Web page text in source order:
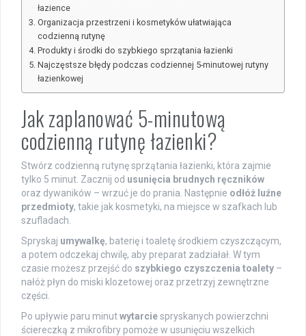
łazience
Organizacja przestrzeni i kosmetyków ułatwiająca
codzienną rutynę
Produkty i środki do szybkiego sprzątania łazienki
Najczęstsze błędy podczas codziennej 5-minutowej rutyny
łazienkowej
Jak zaplanować 5-minutową
codzienną rutynę łazienki?
Stwórz codzienną rutynę sprzątania łazienki, która zajmie
tylko 5 minut. Zacznij od usunięcia brudnych ręczników
oraz dywaników – wrzuć je do prania. Następnie odłóż luźne
przedmioty, takie jak kosmetyki, na miejsce w szafkach lub
szufladach.
Spryskaj umywalkę, baterię i toaletę środkiem czyszczącym,
a potem odczekaj chwilę, aby preparat zadziałał. W tym
czasie możesz przejść do szybkiego czyszczenia toalety –
nałóż płyn do miski klozetowej oraz przetrzyj zewnętrzne
części.
Po upływie paru minutwytarciespryskanych powierzchni
ściereczką z mikrofibry pomoże w usunięciu wszelkich